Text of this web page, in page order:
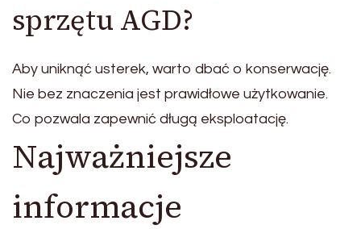
sprzętu AGD?
Aby uniknąć usterek, warto dbać o konserwację.
Nie bez znaczenia jest prawidłowe użytkowanie.
Co pozwala zapewnić długą eksploatację.
Najważniejsze
informacje